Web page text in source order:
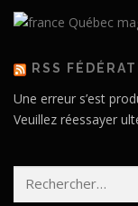
RSS
Une erreur s’est
Veuillez réessayer
Rechercher :